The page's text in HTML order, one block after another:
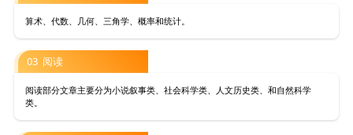
算术、代数、几何、三角学、概率和统计。
03 阅读
阅读部分文章主要分为小说叙事类、社会科学类、人文历史类、和自然科学
类。